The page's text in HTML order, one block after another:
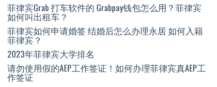
菲律宾Grab 打车软件的 Grabpay钱包怎么用？菲律宾
如何叫出租车？
菲律宾如何申请婚签 结婚后怎么办理永居 如何入籍
菲律宾？
2023年菲律宾大学排名
请勿使用假的AEP工作签证！如何办理菲律宾真AEP工
作签证